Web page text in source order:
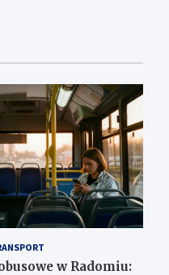
w Radomiu: